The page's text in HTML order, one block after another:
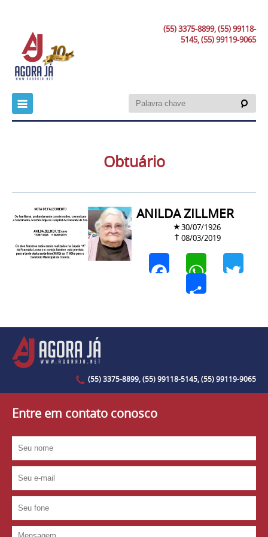
(55) 3375-8899, (55) 99118-
5145, (55) 99119-9065
Obtuário
ANILDA ZILLMER
30/07/1926
08/03/2019
Facebook WhatsApp
(55) 3375-8899, (55) 99118-5145, (55) 99119-9065
Entre em contato conosco